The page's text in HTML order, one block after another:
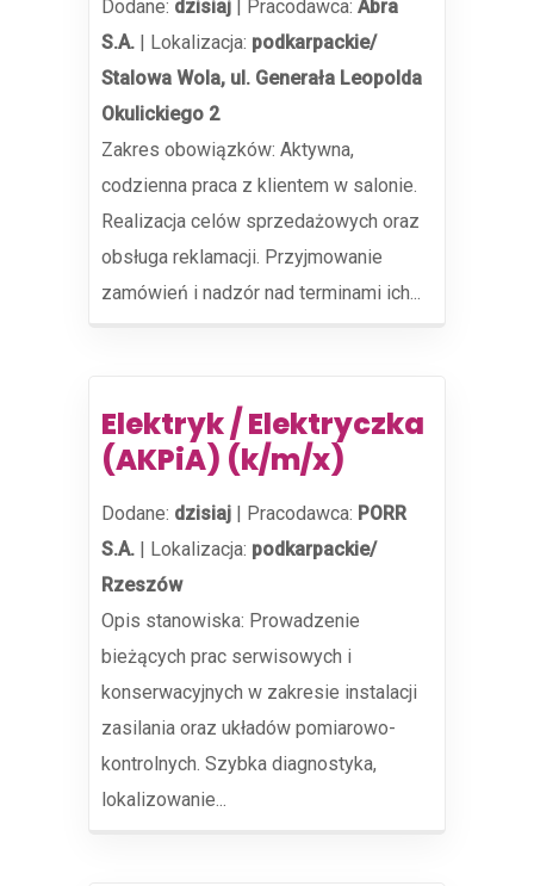
Dodane: dzisiaj Pracodawca: Abra
S.A. | Lokalizacja: podkarpackie/
Stalowa Wola, ul. Generała Leopolda
Okulickiego 2
Zakres obowiązków: Aktywna,
codzienna praca z klientem w salonie.
Realizacja celów sprzedażowych oraz
obsługa reklamacji. Przyjmowanie
zamówień i nadzór nad terminami ich...
Elektryk / Elektryczka
(AKPiA) (k/m/x)
Dodane: dzisiaj | Pracodawca: PORR
S.A. | Lokalizacja: podkarpackie/
Rzeszów
Opis stanowiska: Prowadzenie
bieżących prac serwisowych i
konserwacyjnych w zakresie instalacji
zasilania oraz układów pomiarowo-
kontrolnych. Szybka diagnostyka,
lokalizowanie...